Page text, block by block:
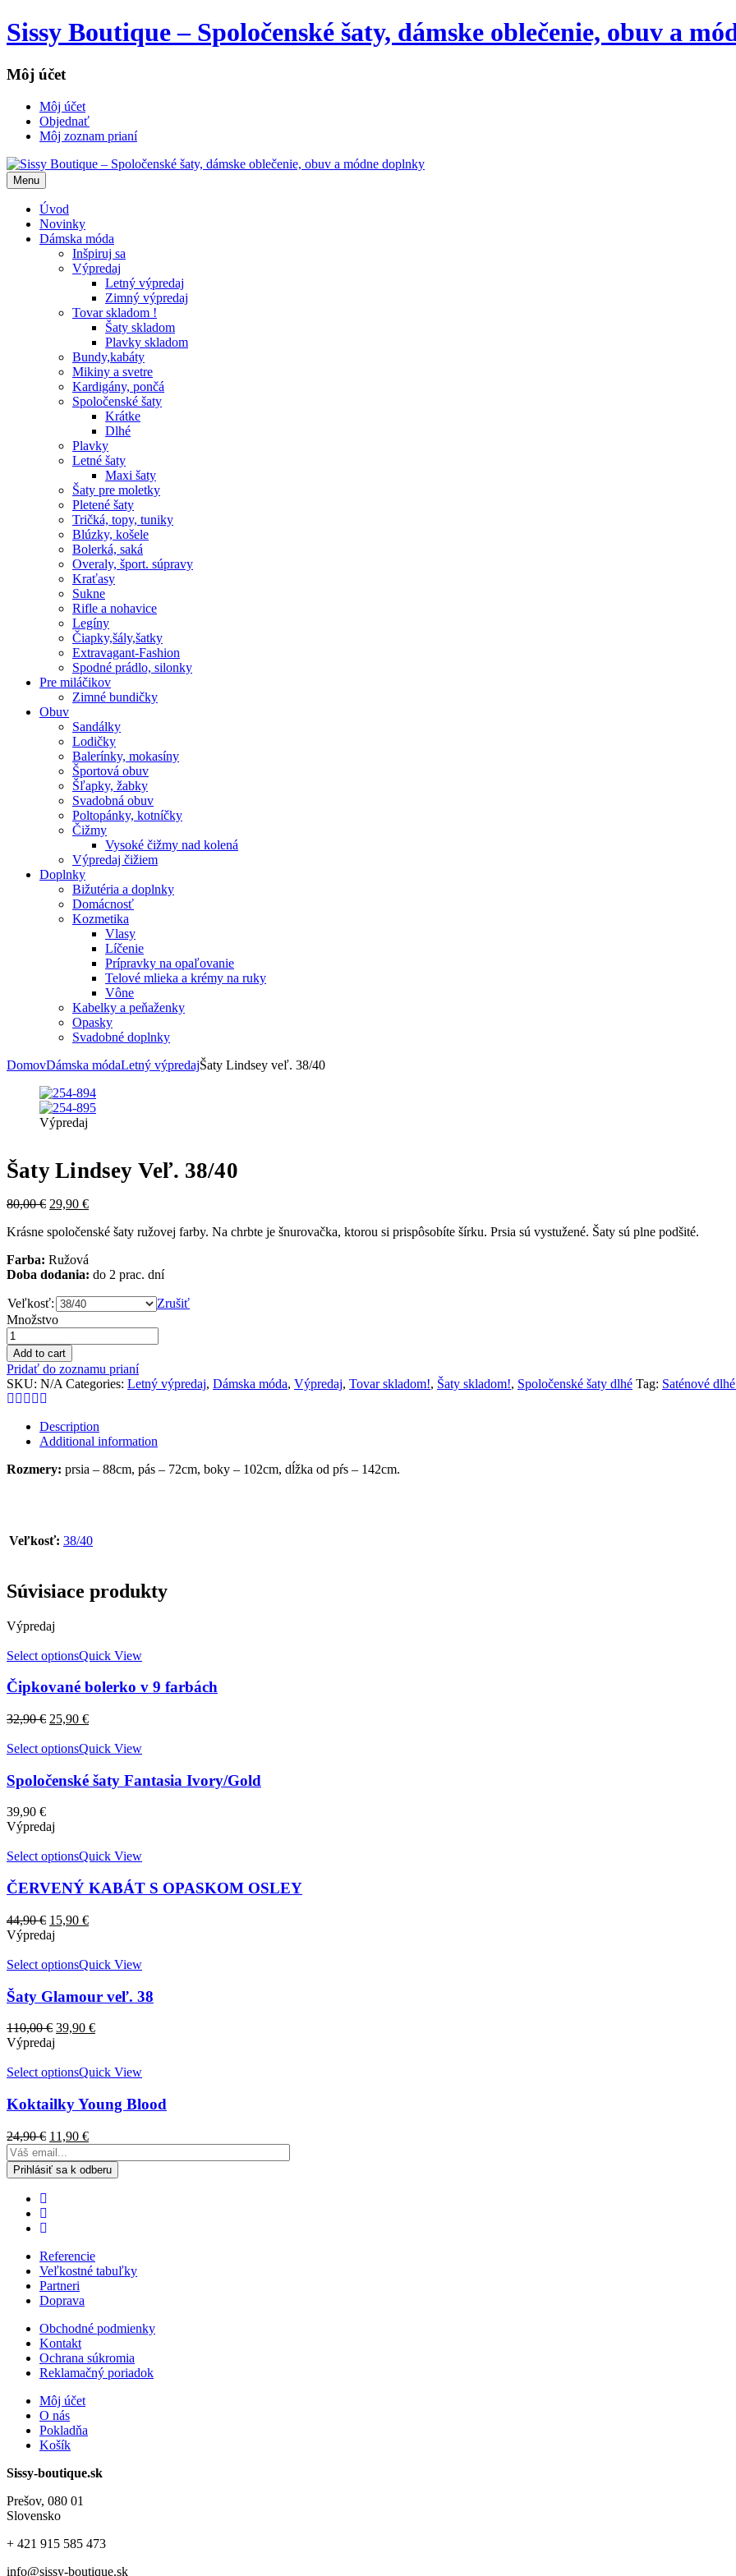
Sissy Boutique – Spoločenské šaty, dámske oblečenie, obuv a
Môj účet
Môj účet
Objednať
Môj zoznam prianí
Menu
Úvod
Novinky
Dámska móda
Inšpiruj sa
Výpredaj
Letný výpredaj
Zimný výpredaj
Tovar skladom !
Šaty skladom
Plavky skladom
Bundy,kabáty
Mikiny a svetre
Kardigány, pončá
Spoločenské šaty
Krátke
Dlhé
Plavky
Letné šaty
Maxi šaty
Šaty pre moletky
Pletené šaty
Tričká, topy, tuniky
Blúzky, košele
Bolerká, saká
Overaly, šport. súpravy
Kraťasy
Sukne
Rifle a nohavice
Legíny
Čiapky,šály,šatky
Extravagant-Fashion
Spodné prádlo, silonky
Pre miláčikov
Zimné bundičky
Obuv
Sandálky
Lodičky
Balerínky, mokasíny
Športová obuv
Šľapky, žabky
Svadobná obuv
Poltopánky, kotníčky
Čižmy
Vysoké čižmy nad kolená
Výpredaj čižiem
Doplnky
Bižutéria a doplnky
Domácnosť
Kozmetika
Vlasy
Líčenie
Prípravky na opaľovanie
Telové mlieka a krémy na ruky
Vône
Kabelky a peňaženky
Opasky
Svadobné doplnky
DomovDámska módaLetný výpredajŠaty Lindsey veľ. 38/40
Výpredaj
Šaty Lindsey Veľ. 38/40
80,00€ 29,90 €
Krásne spoločenské šaty ružovej farby. Na chrbte je šnurovačka, ktorou si prispôsobíte šírku. Prsia sú vystužené. Šaty sú plne podšité.
Farba: Ružová
Doba dodania: do 2 prac. dní
Veľkosť:
Zrušiť
Množstvo
Add to cart
Pridať do zoznamu prianí
SKU: N/A Categories: Letný výpredaj, Dámska móda, Výpredaj, Tovar skladom!, Šaty skladom!, Spoločenské šaty dlhé Tag: Saténové
Description
Additional information
Rozmery: prsia – 88cm, pás – 72cm, boky – 102cm, dĺžka od pŕs – 142cm.
Veľkosť: 38/40
Súvisiace produkty
Výpredaj
Select optionsQuick View
Čipkované bolerko v 9 farbách
32,90€ 25,90 €
Select optionsQuick View
Spoločenské šaty Fantasia Ivory/Gold
39,90 €
Výpredaj
Select optionsQuick View
ČERVENÝ KABÁT S OPASKOM OSLEY
44,90€ 15,90 €
Výpredaj
Select optionsQuick View
Šaty Glamour veľ. 38
110,00€ 39,90 €
Výpredaj
Select optionsQuick View
Koktailky Young Blood
24,90€ 11,90 €
Referencie
Veľkostné tabuľky
Partneri
Doprava
Obchodné podmienky
Kontakt
Ochrana súkromia
Reklamačný poriadok
Môj účet
O nás
Pokladňa
Košík
Sissy-boutique.sk
Prešov, 080 01
Slovensko
+ 421 915 585 473
info@sissy-boutique.sk